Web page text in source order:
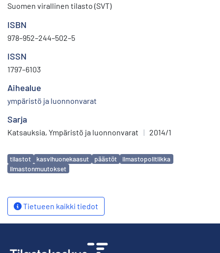
Suomen virallinen tilasto (SVT)
ISBN
978–952–244–502–5
ISSN
1797–6103
Aihealue
ympäristö ja luonnonvarat
Sarja
Katsauksia, Ympäristö ja luonnonvarat | 2014/1
Avainsanat
tilastot kasvihuonekaasut päästöt
ilmastopolitiikka
ilmastonmuutokset
Tietueen kaikki tiedot